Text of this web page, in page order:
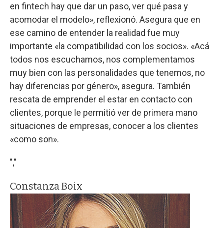
en fintech hay que dar un paso, ver qué pasa y
acomodar el modelo», reflexionó. Asegura que en
ese camino de entender la realidad fue muy
importante «la compatibilidad con los socios». «Acá
todos nos escuchamos, nos complementamos
muy bien con las personalidades que tenemos, no
hay diferencias por género», asegura. También
rescata de emprender el estar en contacto con
clientes, porque le permitió ver de primera mano
situaciones de empresas, conocer a los clientes
«como son».
","
Constanza Boix